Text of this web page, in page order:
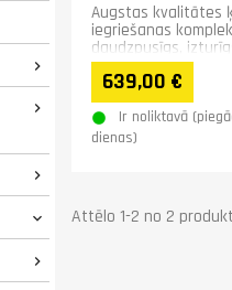





Augstas kvalitātes
iegriešanas
daudzpusīgs,
lietojams risinājums
639,00 €
Ir noliktavā
dienas)
Attēlo 1-2 no 2